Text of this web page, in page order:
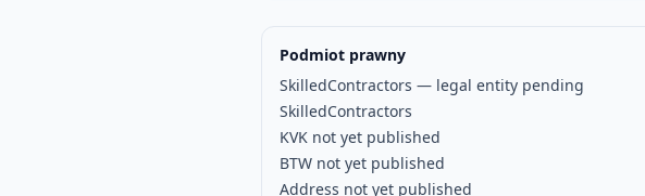
Podmiot prawny
SkilledContractors — legal entity pending
SkilledContractors
KVK not yet published
BTW not yet published
Address not yet published